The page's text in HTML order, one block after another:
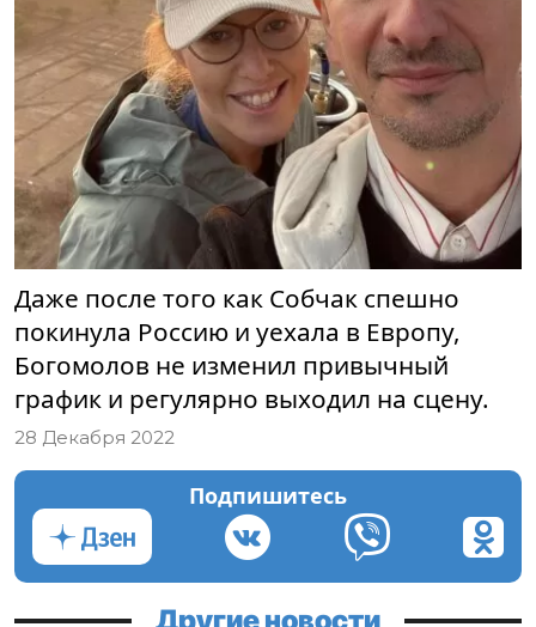
Даже после того как Собчак спешно
покинула Россию и уехала в Европу,
Богомолов не изменил привычный
график и регулярно выходил на сцену.
28 Декабря 2022
Подпишитесь